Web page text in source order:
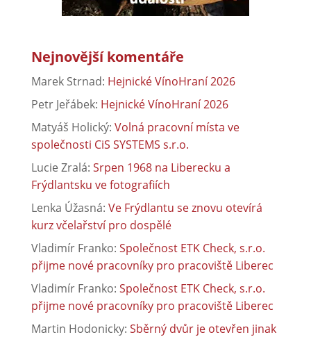
Nejnovější komentáře
Marek Strnad: Hejnické VínoHraní 2026
Petr Jeřábek: Hejnické VínoHraní 2026
Matyáš Holický: Volná pracovní místa ve
společnosti CiS SYSTEMS s.r.o.
Lucie Zralá: Srpen 1968 na Liberecku a
Frýdlantsku ve fotografiích
Lenka Úžasná: Ve Frýdlantu se znovu otevírá
kurz včelařství pro dospělé
Vladimír Franko: Společnost ETK Check, s.r.o.
přijme nové pracovníky pro pracoviště Liberec
Vladimír Franko: Společnost ETK Check, s.r.o.
přijme nové pracovníky pro pracoviště Liberec
Martin Hodonicky: Sběrný dvůr je otevřen jinak